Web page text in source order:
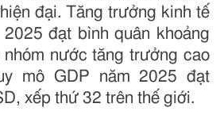
đại. Tăng trưởng kinh tế
đạt bình quân khoảng
nước tăng trưởng cao
mô GDP năm 2025 đạt
xếp thứ 32 trên thế giới.